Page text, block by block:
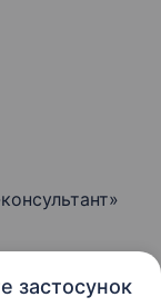
застосунок